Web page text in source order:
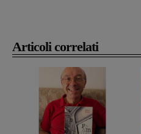
Articoli correlati